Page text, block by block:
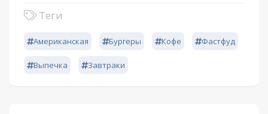
Теги
Американская Бургеры Кофе Фастфуд
Выпечка Завтраки